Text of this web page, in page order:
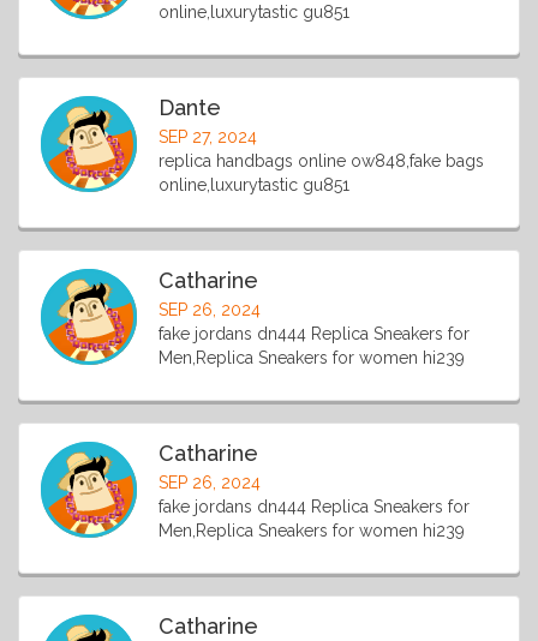
online,luxurytastic gu851
Dante
SEP 27, 2024
replica handbags online ow848,fake bags
online,luxurytastic gu851
Catharine
SEP 26, 2024
fake jordans dn444 Replica Sneakers for
Men,Replica Sneakers for women hi239
Catharine
SEP 26, 2024
fake jordans dn444 Replica Sneakers for
Men,Replica Sneakers for women hi239
Catharine